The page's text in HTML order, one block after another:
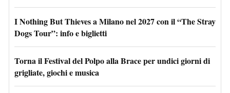
I Nothing But Thieves a Milano nel 2027 con il “The Stray
Dogs Tour”: info e biglietti
Torna il Festival del Polpo alla Brace per undici giorni di
grigliate, giochi e musica